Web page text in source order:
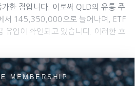
한 점입니다. 이로써 QLD의 유통 주
145,350,000으로 늘어나며, ETF
유입이 확인되고 있습니다. 이러한 흐
MEMBERSHIP